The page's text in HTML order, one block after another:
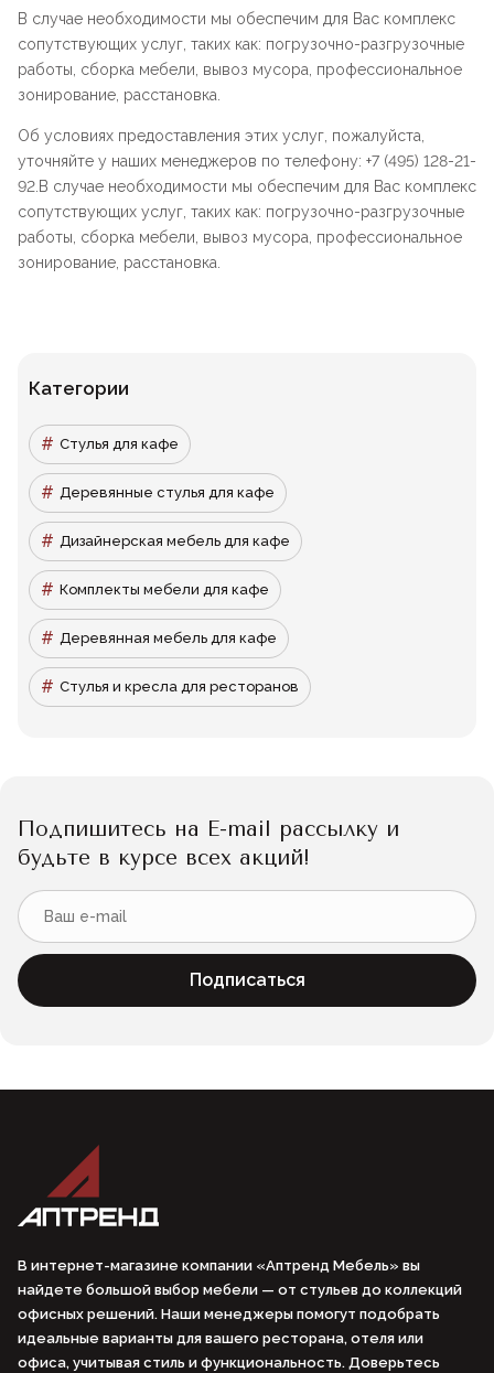
В случае необходимости мы обеспечим для Вас комплекс
сопутствующих услуг, таких как: погрузочно-разгрузочные
работы, сборка мебели, вывоз мусора, профессиональное
зонирование, расстановка.
Об условиях предоставления этих услуг, пожалуйста,
уточняйте у наших менеджеров по телефону: +7 (495) 128-21-
92.В случае необходимости мы обеспечим для Вас комплекс
сопутствующих услуг, таких как: погрузочно-разгрузочные
работы, сборка мебели, вывоз мусора, профессиональное
зонирование, расстановка.
Категории
Стулья для кафе
Деревянные стулья для кафе
Дизайнерская мебель для кафе
Комплекты мебели для кафе
Деревянная мебель для кафе
Стулья и кресла для ресторанов
Подпишитесь на E-mail рассылку и
будьте в курсе всех акций!
Подписаться
В интернет-магазине компании «Аптренд Мебель» вы
найдете большой выбор мебели — от стульев до коллекций
офисных решений. Наши менеджеры помогут подобрать
идеальные варианты для вашего ресторана, отеля или
офиса, учитывая стиль и функциональность. Доверьтесь